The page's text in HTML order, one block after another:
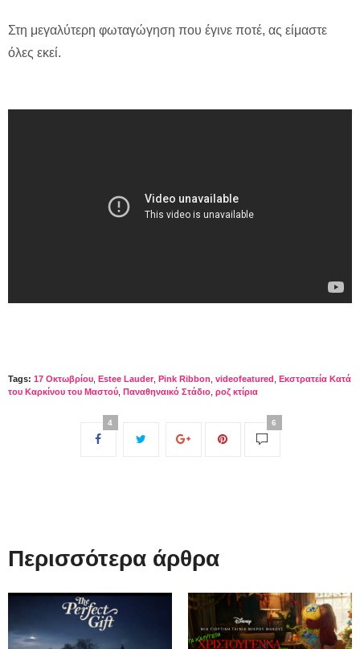
Στη μεγαλύτερη φωταγώγηση που έγινε ποτέ, ας είμαστε
όλες εκεί.
Tags: 17 Οκτωβρίου Estee Lauder Pink Ribbon videofeatured Εκστρατεία Κατά
του Καρκίνου του Μαστού Παναθηναικό Στάδιο ροζ κτίρια
4 6
Περισσότερα άρθρα